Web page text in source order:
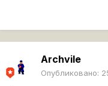
Archvile
Опубликовано: